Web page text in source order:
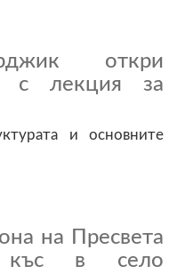
откри
с лекция за
и основните
на Пресвета
къс в село